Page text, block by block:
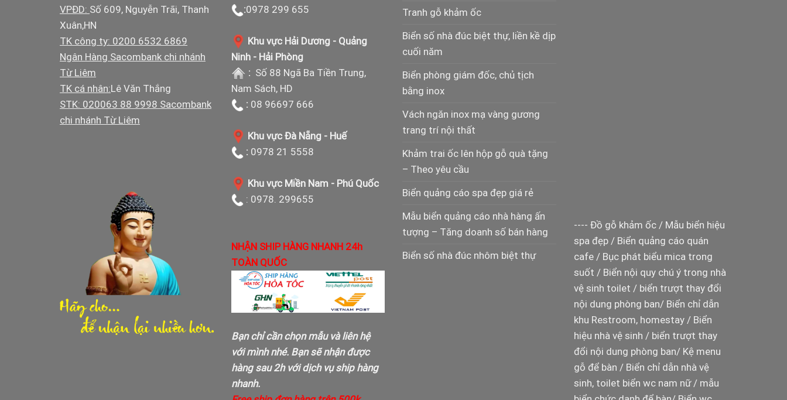
VPĐD: Số 609, Nguyễn Trãi, Thanh
Xuân,HN
TK công ty: 0200 6532 6869
Ngân Hàng Sacombank chi nhánh
Từ Liêm
TK cá nhân:Lê Văn Thắng
STK: 020063 88 9998 Sacombank
chi nhánh Từ Liêm
:0978 299 655
Khu vực Hải Dương - Quảng
Ninh - Hải Phòng
: Số 88 Ngã Ba Tiền Trung,
Nam Sách, HD
: 08 96697 666
Khu vực Đà Nẵng - Huế
: 0978 21 5558
Khu vực Miền Nam - Phú Quốc
: 0978. 299655
NHẬN SHIP HÀNG NHANH 24h
TOÀN QUỐC
Bạn chỉ cần chọn mẫu và liên hệ
với mình nhé. Bạn sẽ nhận được
hàng sau 2h với dịch vụ ship hàng
nhanh.
Tranh gỗ khảm ốc
Biển số nhà đúc biệt thự, liền kề dịp
cuối năm
Biển phòng giám đốc, chủ tịch
bằng inox
Vách ngăn inox mạ vàng gương
trang trí nội thất
Khảm trai ốc lên hộp gỗ quà tặng
– Theo yêu cầu
Biển quảng cáo spa đẹp giá rẻ
Mẫu biển quảng cáo nhà hàng ấn
tượng – Tăng doanh số bán hàng
Biển số nhà đúc nhôm biệt thự
---- Đồ gỗ khảm ốc/ Mẫu biển hiệu
spa đẹp/ Biển quảng cáo quán
cafe/ Bục phát biểu mica trong
suốt / Biển nội quy chú ý trong nhà
vệ sinh toilet / biển trượt thay đổi
nội dung phòng ban/ Biển chỉ dẫn
khu Restroom, homestay/ Biển
hiệu nhà vệ sinh / biển trượt thay
đổi nội dung phòng ban/ Kệ menu
gỗ để bàn / Biển chỉ dẫn nhà vệ
sinh, toilet biển wc nam nữ/ mẫu